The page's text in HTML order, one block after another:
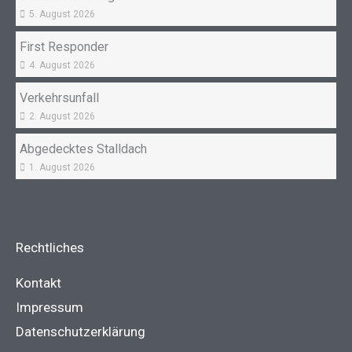
5. August 2026
First Responder
4. August 2026
Verkehrsunfall
2. August 2026
Abgedecktes Stalldach
1. August 2026
Rechtliches
Kontakt
Impressum
Datenschutzerklärung